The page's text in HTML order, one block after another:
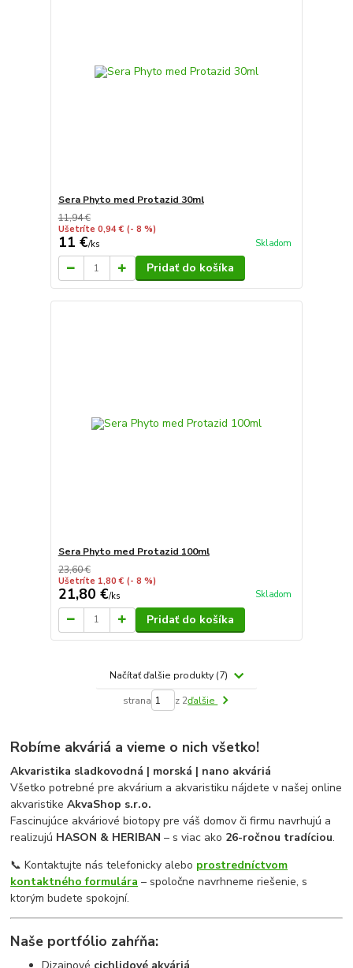
Sera Phyto med Protazid 30ml
11,94 €
Ušetríte 0,94 € (- 8 %)
11 €/ks Skladom
Pridať do košíka
Sera Phyto med Protazid 100ml
23,60 €
Ušetríte 1,80 € (- 8 %)
21,80 €/ks Skladom
Pridať do košíka
Načítať ďalšie produkty (7)
strana z 2ďalšie
Robíme akváriá a vieme o nich všetko!
Akvaristika sladkovodná | morská | nano akváriá
Všetko potrebné pre akvárium a akvaristiku nájdete v našej online
akvaristikeAkvaShop s.r.o.
Fascinujúce akváriové biotopy pre váš domov či firmu navrhujú a
realizujú HASON & HERIBAN – s viac ako 26-ročnou tradíciou.
📞 Kontaktujte nás telefonicky alebo prostredníctvom
kontaktného formulára – spoločne navrhneme riešenie, s
ktorým budete spokojní.
Naše portfólio zahŕňa: